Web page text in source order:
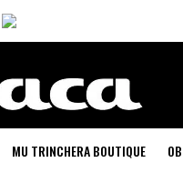
MU TRINCHERA BOUTIQUE